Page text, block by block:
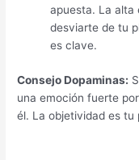
apuesta. La alta
desviarte de tu
es clave.
Consejo Dopaminas:
una emoción fuerte
él. La objetividad es tu